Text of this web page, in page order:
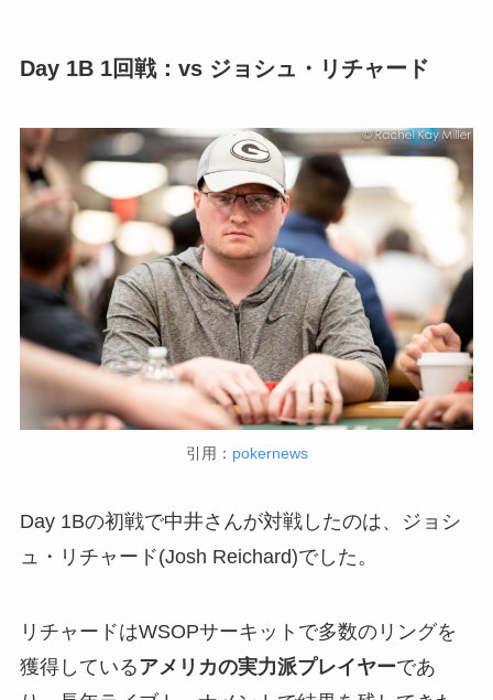
Day 1B 1回戦：vs ジョシュ・リチャード
引用： pokernews
Day 1Bの初戦で中井さんが対戦したのは、ジョシ
ュ・リチャード(Josh Reichard)でした。
リチャードはWSOPサーキットで多数のリングを
獲得しているアメリカの実力派プレイヤーであ